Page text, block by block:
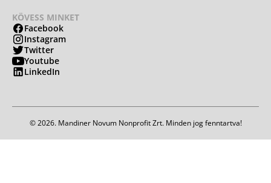
KÖVESS MINKET
Facebook
Instagram
Twitter
Youtube
LinkedIn
© 2026. Mandiner Novum Nonprofit Zrt. Minden jog fenntartva!